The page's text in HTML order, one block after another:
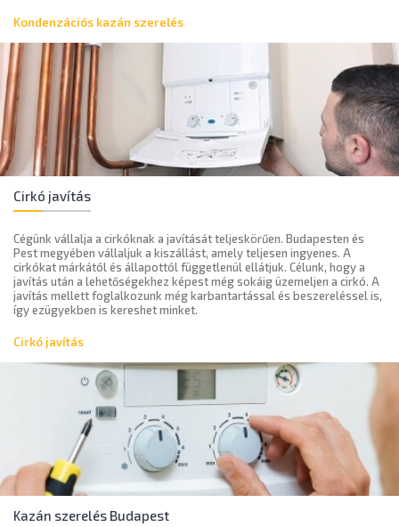
Kondenzációs kazán szerelés
Cirkó javítás
Cégünk vállalja a cirkóknak a javítását teljeskörűen. Budapesten és
Pest megyében vállaljuk a kiszállást, amely teljesen ingyenes. A
cirkókat márkától és állapottól függetlenül ellátjuk. Célunk, hogy a
javítás után a lehetőségekhez képest még sokáig üzemeljen a cirkó. A
javítás mellett foglalkozunk még karbantartással és beszereléssel is,
így ezügyekben is kereshet minket.
Cirkó javítás
Kazán szerelés Budapest